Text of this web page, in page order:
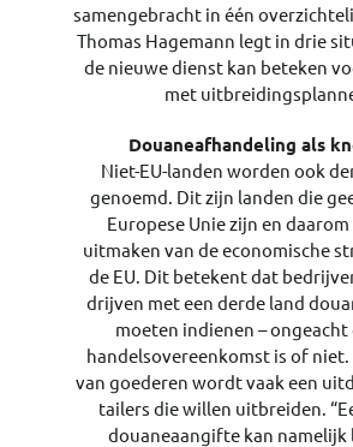
samengebracht in één
Thomas Hagemann legt in drie
de nieuwe dienst kan beteken
met
Douaneafhandeling als
Niet-EU-landen worden ook
genoemd. Dit zijn landen die
Europese Unie zijn en
uitmaken van de economische
de EU. Dit betekent dat
drijven met een derde land
moeten indienen – ongeacht
handelsovereenkomst is of
van goederen wordt vaak een
tailers die willen uitbreiden.
douaneaangifte kan